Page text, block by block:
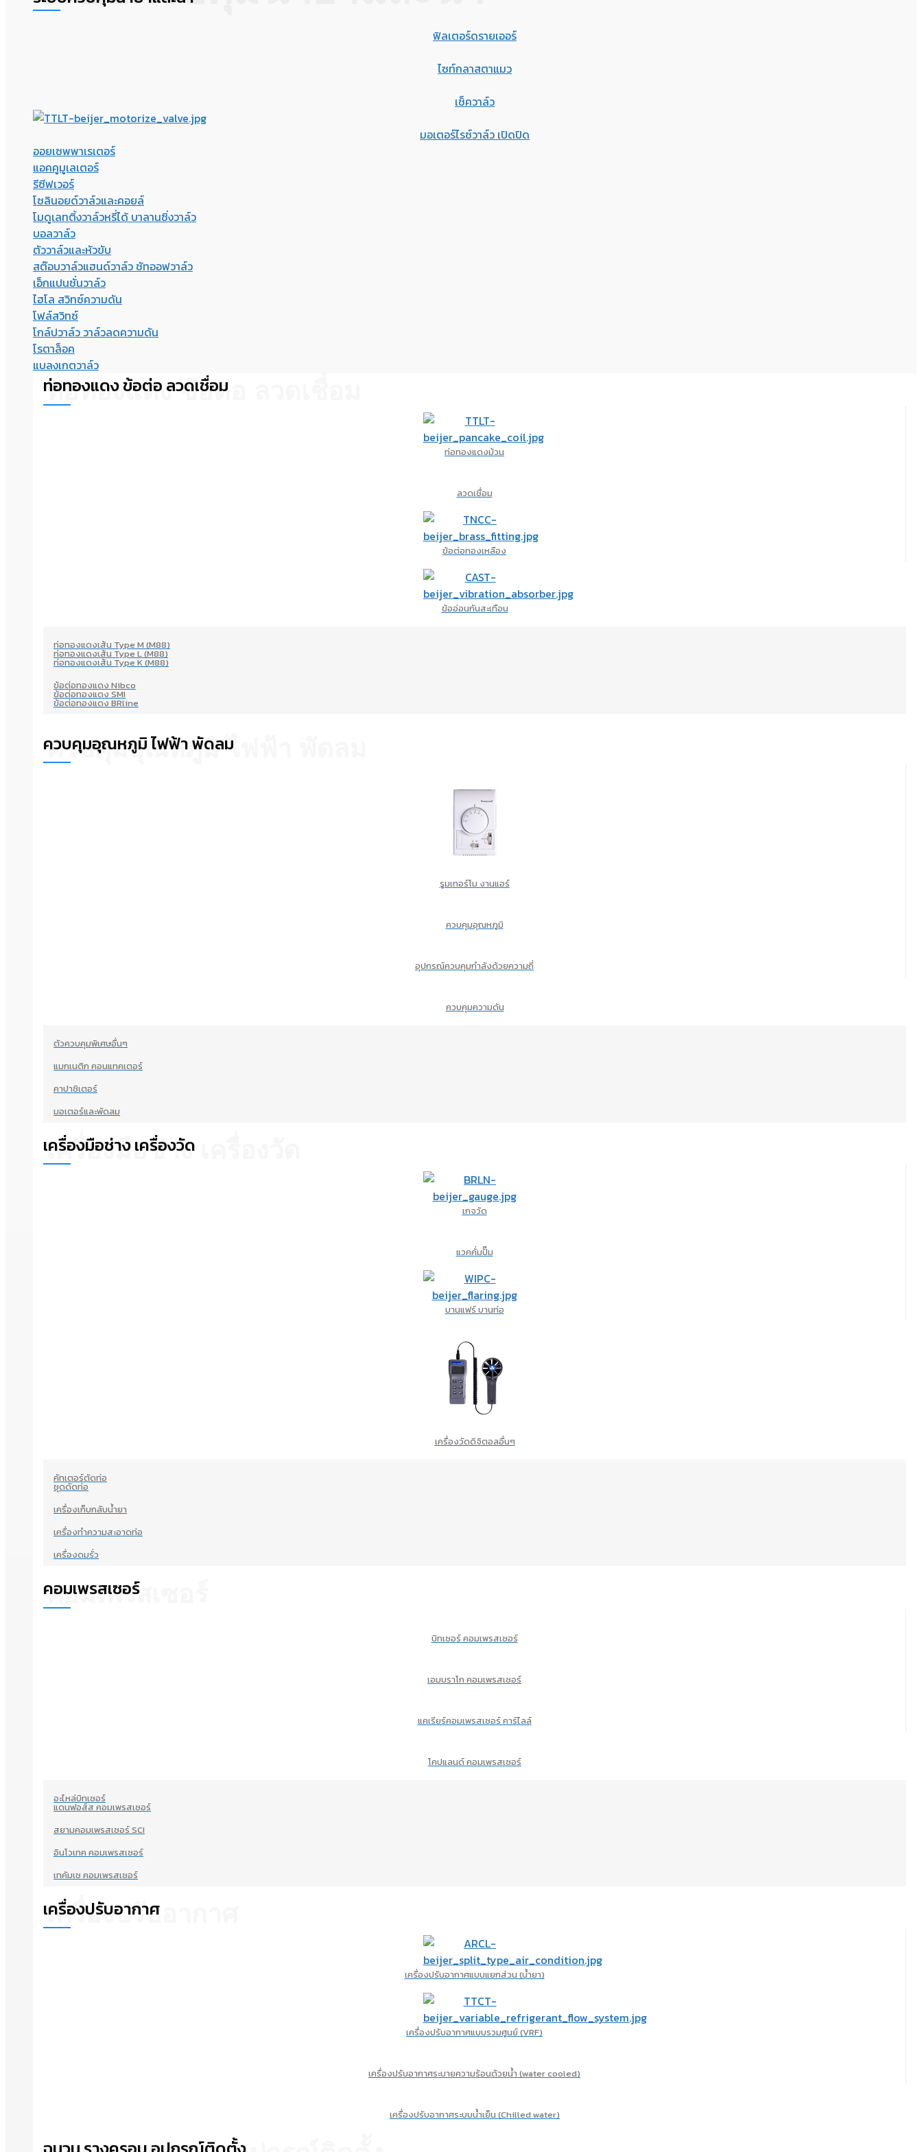
ฟิลเตอร์ดรายเออร์
ไซท์กลาสตาแมว
เช็ควาล์ว
มอเตอร์ไรซ์วาล์ว เปิดปิด
ออยเซพพาเรเตอร์
แอคคูมูเลเตอร์
รีซีฟเวอร์
โซลินอยด์วาล์วและคอยล์
โมดูเลทติ้งวาล์วหรี่ได้ บาลานซิ่งวาล์ว
บอลวาล์ว
ตัววาล์วและหัวขับ
สต๊อบวาล์วแฮนด์วาล์ว ชัทออฟวาล์ว
เอ็กแปนชั่นวาล์ว
ไฮโล สวิทซ์ความดัน
โฟล์สวิทซ์
โกล์ปวาล์ว วาล์วลดความดัน
โรตาล็อค
แบลงเกตวาล์ว
ท่อทองแดง ข้อต่อ ลวดเชื่อม
ท่อทองแดง ข้อต่อ ลวดเชื่อม
ท่อทองแดงม้วน
ลวดเชื่อม
ข้อต่อทองเหลือง
ข้ออ่อนกันสะเทือน
ท่อทองแดงเส้น Type M (M88)
ท่อทองแดงเส้น Type L (M88)
ท่อทองแดงเส้น Type K (M88)
ข้อต่อทองแดง Nibco
ข้อต่อทองแดง SMI
ข้อต่อทองแดง BRline
ควบคุมอุณหภูมิ ไฟฟ้า พัดลม
ควบคุมอุณหภูมิ ไฟฟ้า พัดลม
รูมเทอร์โม งานแอร์
ควบคุมอุณหภูมิ
อุปกรณ์ควบคุมกำลังด้วยความถี่
ควบคุมความดัน
ตัวควบคุมพิเศษอื่นๆ
แมกเนติก คอนแทคเตอร์
คาปาซิเตอร์
มอเตอร์และพัดลม
เครื่องมือช่าง เครื่องวัด
เครื่องมือช่าง เครื่องวัด
เกจวัด
แวคคั่มปั๊ม
บานแฟร์ บานท่อ
เครื่องวัดดิจิตอลอื่นๆ
คัทเตอร์ตัดท่อ
ชุดดัดท่อ
เครื่องเก็บกลับน้ำยา
เครื่องทำความสะอาดท่อ
เครื่องดมรั่ว
คอมเพรสเซอร์
คอมเพรสเซอร์
บิทเซอร์ คอมเพรสเซอร์
เอมบราโก คอมเพรสเซอร์
แคเรียร์คอมเพรสเซอร์ คาร์ไลล์
โคปแลนด์ คอมเพรสเซอร์
อะไหล่บิทเซอร์
แดนฟอส์ส คอมเพรสเซอร์
สยามคอมเพรสเซอร์ SCI
อินโวเทค คอมเพรสเซอร์
เทคัมเช คอมเพรสเซอร์
เครื่องปรับอากาศ
เครื่องปรับอากาศ
เครื่องปรับอากาศแบบแยกส่วน (น้ำยา)
เครื่องปรับอากาศแบบรวมศูนย์ (VRF)
เครื่องปรับอากาศระบายความร้อนด้วยน้ำ (water cooled)
เครื่องปรับอากาศระบบน้ำเย็น (Chilled water)